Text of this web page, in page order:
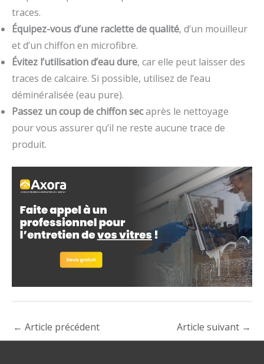
traces.
Équipez-vous d’une raclette de qualité, d’un mouilleur
et d’un chiffon en microfibre.
Évitez l’utilisation d’eau dure, car elle peut laisser des
traces de calcaire. Si possible, utilisez de l’eau
déminéralisée (eau pure).
Passez un coup de chiffon secaprès le nettoyage
pour vous assurer qu’il ne reste aucune trace de
produit.
← Article précédent Article suivant →